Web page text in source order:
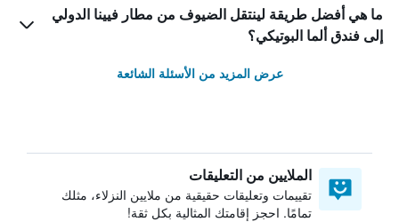
ما هي أفضل طريقة لينتقل الضيوف من مطار فيينا الدولي
إلى فندق ألما البوتيكي؟
عرض المزيد من الأسئلة الشائعة
الملايين من التعليقات
تقييمات وتعليقات حقيقية من ملايين النزلاء، مثلك
تمامًا. احجز إقامتك المثالية بكل ثقة!